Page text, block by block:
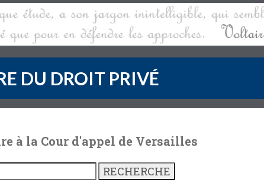
DU DROIT PRIVÉ
à la Cour d'appel de Versailles